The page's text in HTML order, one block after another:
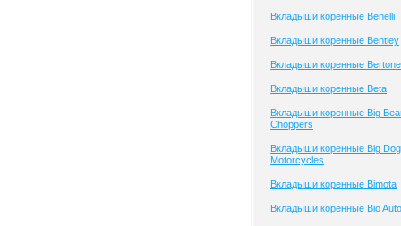
Вкладыши коренные Benelli
Вкладыши коренные Bentley
Вкладыши коренные Bertone
Вкладыши коренные Beta
Вкладыши коренные Big
Choppers
Вкладыши коренные Big Dog
Motorcycles
Вкладыши коренные Bimota
Вкладыши коренные Bio Auto